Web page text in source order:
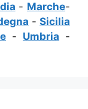
- Marche-
- Sicilia
- Umbria -